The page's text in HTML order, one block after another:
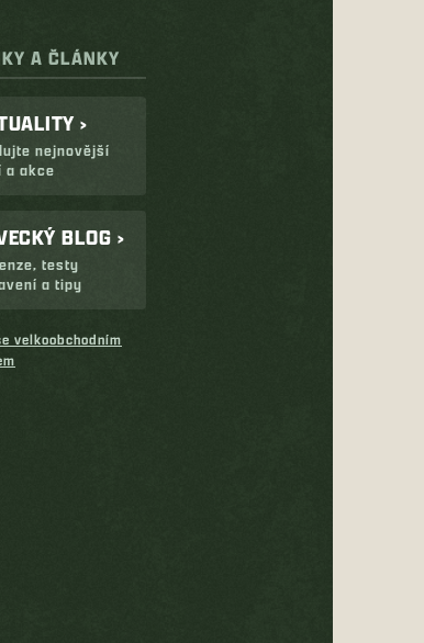
A ČLÁNKY
›
nejnovější
a akce
BLOG ›
testy
a tipy
velkoobchodním